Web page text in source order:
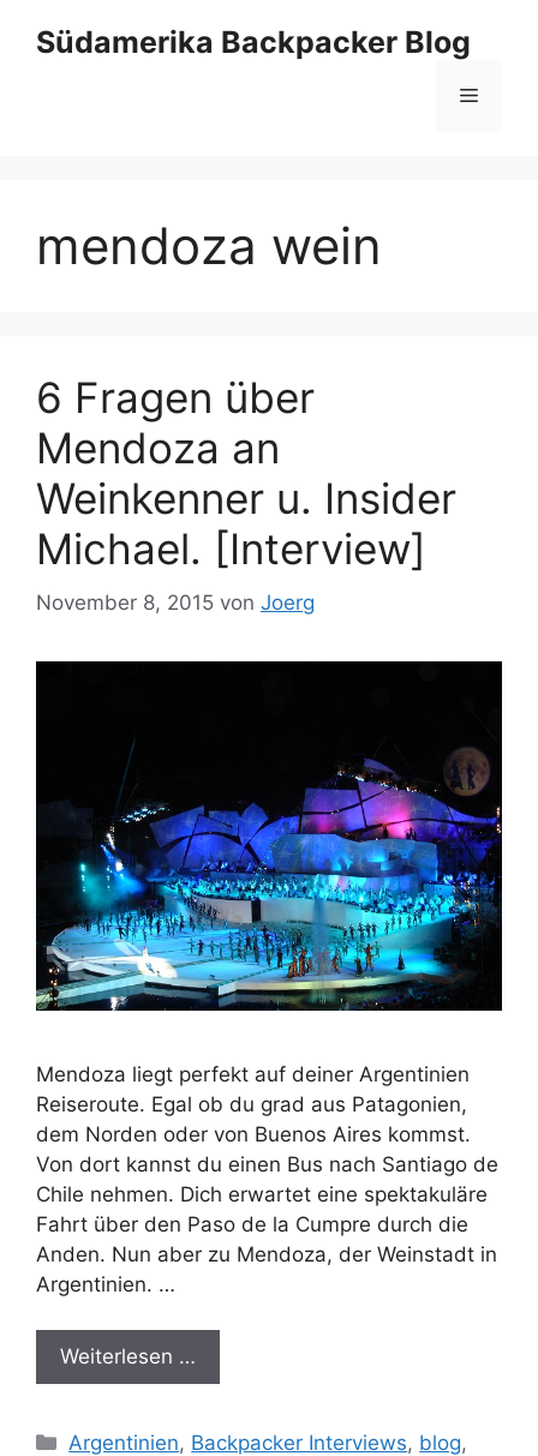
InhaltSüdamerika Backpacker Blog
Menü
mendoza wein
6 Fragen über
Mendoza an
Weinkenner u. Insider
Michael. [Interview]
November 8, 2015 von Joerg
Mendoza liegt perfekt auf deiner Argentinien
Reiseroute. Egal ob du grad aus Patagonien,
dem Norden oder von Buenos Aires kommst.
Von dort kannst du einen Bus nach Santiago de
Chile nehmen. Dich erwartet eine spektakuläre
Fahrt über den Paso de la Cumpre durch die
Anden. Nun aber zu Mendoza, der Weinstadt in
Argentinien. …
Weiterlesen …
Kategorien
Argentinien, Backpacker Interviews, blog,